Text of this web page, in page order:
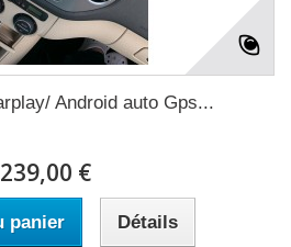
Android auto Gps...
239,00 €
panier Détails